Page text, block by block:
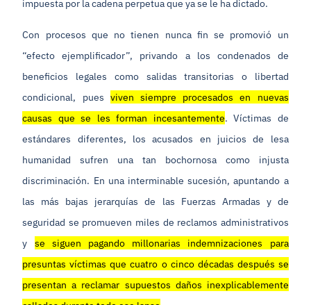
impuesta por la cadena perpetua que ya se le ha dictado.
Con procesos que no tienen nunca fin se promovió un
“efecto ejemplificador”, privando a los condenados de
beneficios legales como salidas transitorias o libertad
condicional, pues viven siempre procesados en nuevas
causas que se les forman incesantemente. Víctimas de
estándares diferentes, los acusados en juicios de lesa
humanidad sufren una tan bochornosa como injusta
discriminación. En una interminable sucesión, apuntando a
las más bajas jerarquías de las Fuerzas Armadas y de
seguridad se promueven miles de reclamos administrativos
y se siguen pagando millonarias indemnizaciones para
presuntas víctimas que cuatro o cinco décadas después se
presentan a reclamar supuestos daños inexplicablemente